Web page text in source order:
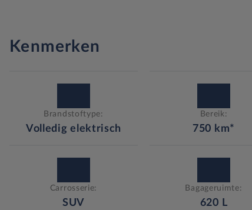
Kenmerken
Brandstoftype:
Volledig elektrisch
Bereik:
750 km*
Carrosserie:
SUV
Bagageruimte:
620 L